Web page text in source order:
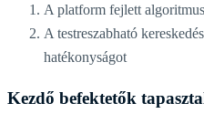
A platform fejlett
A testreszabható
hatékonyságot
Kezdő befektetők